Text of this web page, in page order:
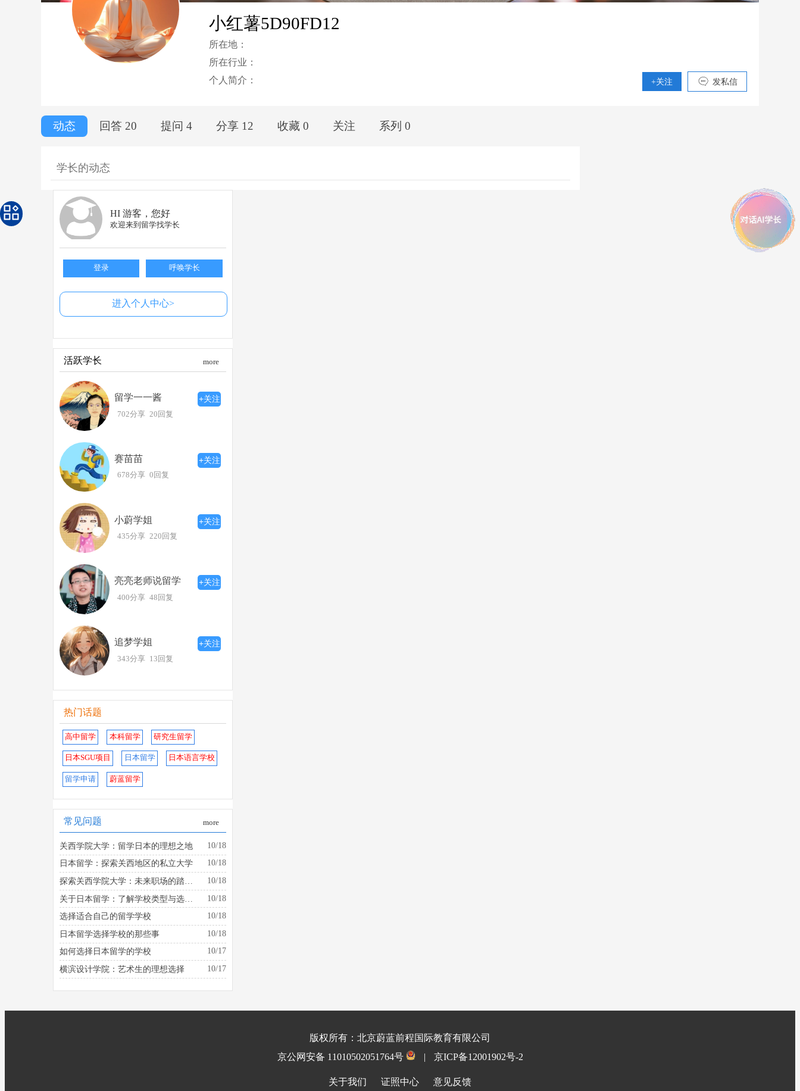
小红薯5D90FD12
所在地：
所在行业：
个人简介：
+关注 发私信
动态 回答 20 提问 4 分享 12 收藏 0 关注 系列 0
学长的动态
HI 游客，您好
欢迎来到留学找学长
登录 呼唤学长
进入个人中心>
活跃学长 more
留学一一酱 +关注
702分享 20回复
赛苗苗 +关注
678分享 0回复
小蔚学姐 +关注
435分享 220回复
亮亮老师说留学 +关注
400分享 48回复
追梦学姐 +关注
343分享 13回复
热门话题
高中留学 本科留学 研究生留学
日本SGU项目 日本留学 日本语言学校
留学申请 蔚蓝留学
常见问题 more
关西学院大学：留学日本的理想之地
10/18
日本留学：探索关西地区的私立大学
10/18
10/18
10/18
选择适合自己的留学学校
10/18
日本留学选择学校的那些事
10/18
如何选择日本留学的学校
10/17
横滨设计学院：艺术生的理想选择
10/17
版权所有：北京蔚蓝前程国际教育有限公司
京公网安备 11010502051764号
| 京ICP备12001902号-2
关于我们 证照中心 意见反馈